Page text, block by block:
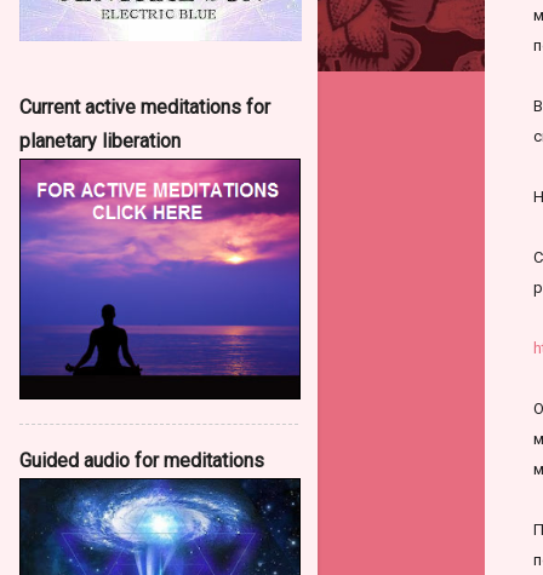
Current active meditations for
planetary liberation
Guided audio for meditations